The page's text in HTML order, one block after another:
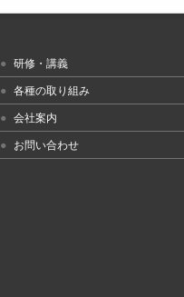
研修・講義
各種の取り組み
会社案内
お問い合わせ